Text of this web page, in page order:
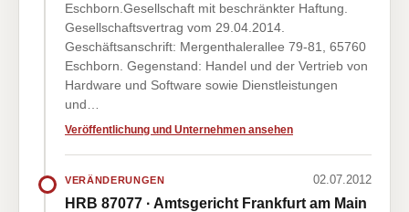
Eschborn.Gesellschaft mit beschränkter Haftung.
Gesellschaftsvertrag vom 29.04.2014.
Geschäftsanschrift: Mergenthalerallee 79-81, 65760
Eschborn. Gegenstand: Handel und der Vertrieb von
Hardware und Software sowie Dienstleistungen
und…
Veröffentlichung und Unternehmen ansehen
VERÄNDERUNGEN 02.07.2012
HRB 87077 · Amtsgericht Frankfurt am Main